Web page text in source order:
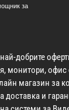
за
добрите
монитори,
магазин за
доставка и